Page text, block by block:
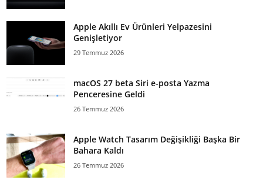
Apple Akıllı Ev Ürünleri Yelpazesini
Genişletiyor
29 Temmuz 2026
macOS 27 beta Siri e-posta Yazma
Penceresine Geldi
26 Temmuz 2026
Apple Watch Tasarım Değişikliği Başka Bir
Bahara Kaldı
26 Temmuz 2026